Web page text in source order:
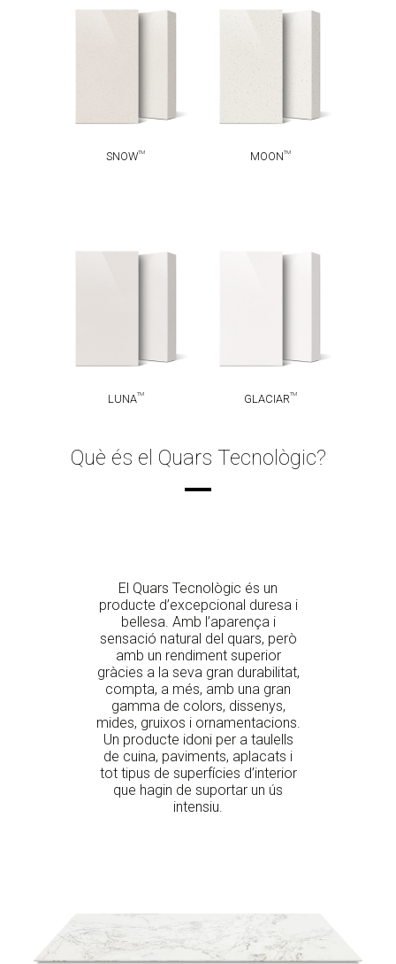
SNOWTM MOONTM
LUNATM GLACIARTM
Què és el Quars Tecnològic?
El Quars Tecnològic és un
producte d’excepcional duresa i
bellesa. Amb l’aparença i
sensació natural del quars, però
amb un rendiment superior
gràcies a la seva gran durabilitat,
compta, a més, amb una gran
gamma de colors, dissenys,
mides, gruixos i ornamentacions.
Un producte idoni per a taulells
de cuina, paviments, aplacats i
tot tipus de superfícies d’interior
que hagin de suportar un ús
intensiu.